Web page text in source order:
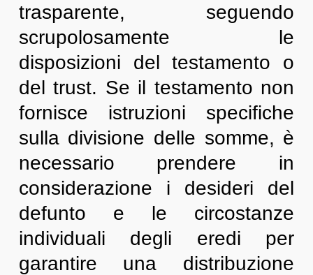
trasparente, seguendo
scrupolosamente le
disposizioni del testamento o
del trust. Se il testamento non
fornisce istruzioni specifiche
sulla divisione delle somme, è
necessario prendere in
considerazione i desideri del
defunto e le circostanze
individuali degli eredi per
garantire una distribuzione